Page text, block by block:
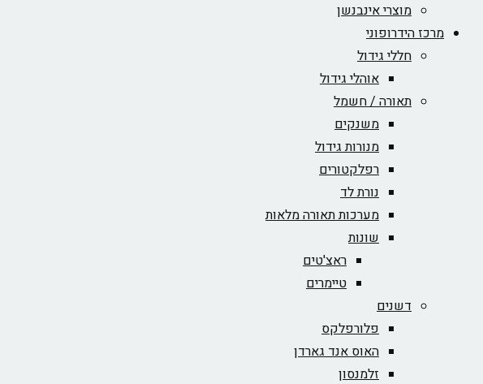
מוצרי אינבנשן
מרכז הידרופוני
חללי גידול
אוהלי גידול
תאורה / חשמל
משנקים
מנורות גידול
רפלקטורים
נורת לד
מערכות תאורה מלאות
שונות
ראצ'טים
טיימרים
דשנים
פלורפלקס
האוס אנד גארדן
זלמנסון